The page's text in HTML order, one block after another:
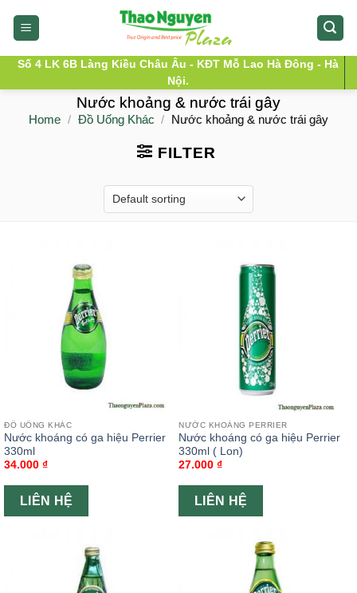
Số 4 LK 6B Làng Kiều Châu Âu - KĐT Mỗ Lao Hà Đông - Hà
Nội.
Nước khoảng & nước trái gây
Home / Đồ Uống Khác / Nước khoảng & nước trái gây
FILTER
ĐỒ UỐNG KHÁC
Nước khoáng có ga hiệu Perrier
330ml
34.000 ₫
LIÊN HỆ
NƯỚC KHOÁNG PERRIER
Nước khoáng có ga hiệu Perrier
330ml ( Lon)
27.000 ₫
LIÊN HỆ